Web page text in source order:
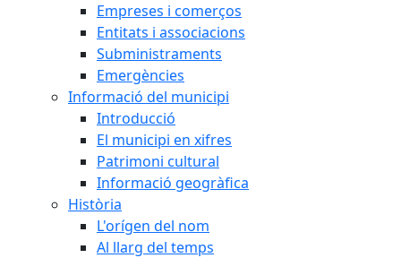
Empreses i comerços
Entitats i associacions
Subministraments
Emergències
Informació del municipi
Introducció
El municipi en xifres
Patrimoni cultural
Informació geogràfica
Història
L'orígen del nom
Al llarg del temps